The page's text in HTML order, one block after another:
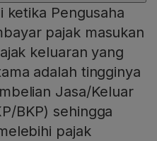
ketika Pengusaha
pajak masukan
keluaran yang
adalah tingginya
Jasa/Keluar
BKP) sehingga
pajak